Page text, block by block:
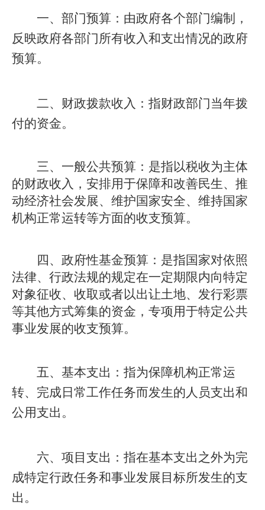
一、部门预算：由政府各个部门编制，
反映政府各部门所有收入和支出情况的政府
预算。
二、财政拨款收入：指财政部门当年拨
付的资金。
三、一般公共预算： 是指以税收为主体
的财政收入，安排用于保障和改善民生、推
动经济社会发展、维护国家安全、维持国家
机构正常运转等方面的收支预算。
四、政府性基金预算： 是指国家对依照
法律、行政法规的规定在一定期限内向特定
对象征收、收取或者以出让土地、发行彩票
等其他方式筹集的资金，专项用于特定公共
事业发展的收支预算。
五、基本支出：指为保障机构正常运
转、完成日常工作任务而发生的人员支出和
公用支出。
六、项目支出：指在基本支出之外为完
成特定行政任务和事业发展目标所发生的支
出。